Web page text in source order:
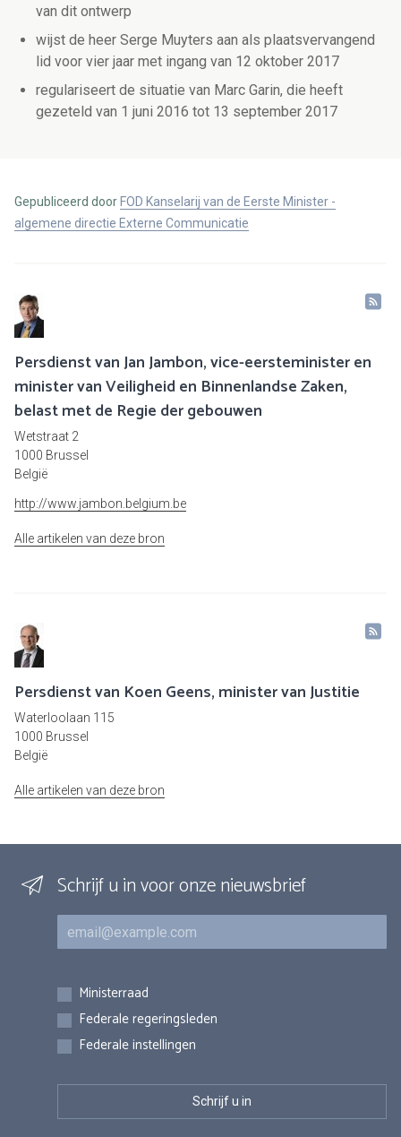
van dit ontwerp
wijst de heer Serge Muyters aan als plaatsvervangend
lid voor vier jaar met ingang van 12 oktober 2017
regulariseert de situatie van Marc Garin, die heeft
gezeteld van 1 juni 2016 tot 13 september 2017
Gepubliceerd door FOD Kanselarij van de Eerste Minister -
algemene directie Externe Communicatie
Persdienst van Jan Jambon, vice-eersteminister en
minister van Veiligheid en Binnenlandse Zaken,
belast met de Regie der gebouwen
Wetstraat 2
1000 Brussel
België
http://www.jambon.belgium.be
Alle artikelen van deze bron
Persdienst van Koen Geens, minister van Justitie
Waterloolaan 115
1000 Brussel
België
Alle artikelen van deze bron
Schrijf u in voor onze nieuwsbrief
E-mail
Inschrijvingen
Ministerraad
Federale regeringsleden
Federale instellingen